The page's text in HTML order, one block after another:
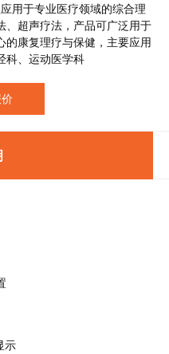
用于专业医疗领域的综合理
、超声疗法，产品可广泛用于
的康复理疗与保健，主要应用
科、运动医学科
示